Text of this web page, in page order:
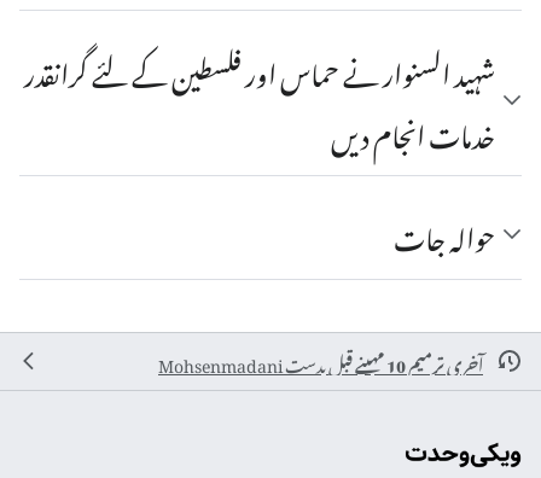
شہید السنوار نے حماس اور فلسطین کے لئے گرانقدر
خدمات انجام دیں
حوالہ جات
آخری ترمیم 10 مہینے قبل بدستMohsenmadani